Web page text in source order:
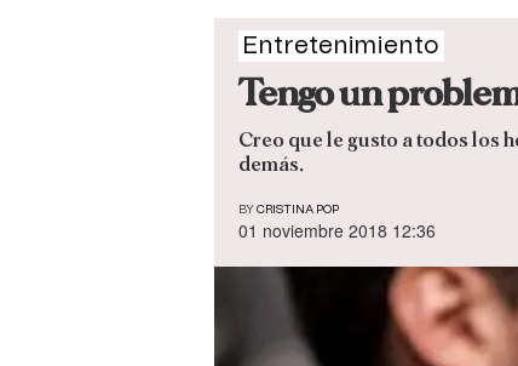
Entretenimiento
Tengo un
Creo que le gusto a todos los
demás.
BY CRISTINA POP
01 noviembre 2018 12:36